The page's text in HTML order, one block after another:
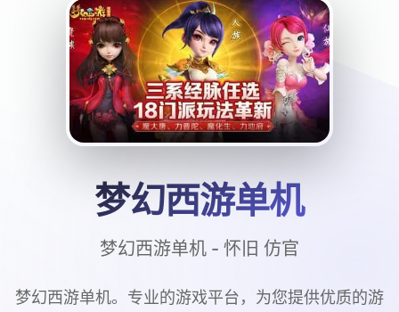
梦幻西游单机
梦幻西游单机 - 怀旧 仿官
梦幻西游单机。专业的游戏平台，为您提供优质的游